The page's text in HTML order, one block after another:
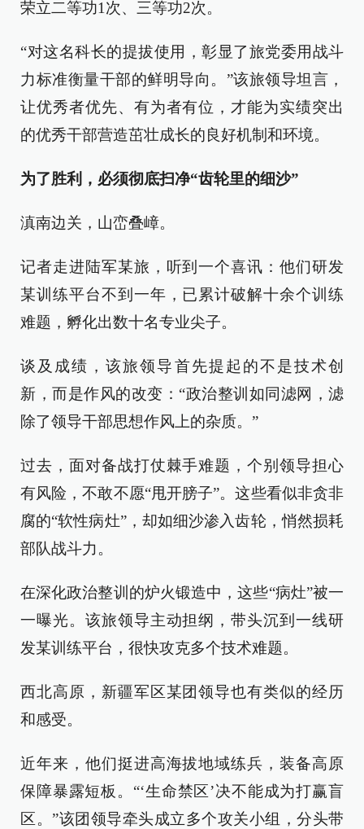
荣立二等功1次、三等功2次。
“对这名科长的提拔使用，彰显了旅党委用战斗
力标准衡量干部的鲜明导向。”该旅领导坦言，
让优秀者优先、有为者有位，才能为实绩突出
的优秀干部营造茁壮成长的良好机制和环境。
为了胜利，必须彻底扫净“齿轮里的细沙”
滇南边关，山峦叠嶂。
记者走进陆军某旅，听到一个喜讯：他们研发
某训练平台不到一年，已累计破解十余个训练
难题，孵化出数十名专业尖子。
谈及成绩，该旅领导首先提起的不是技术创
新，而是作风的改变：“政治整训如同滤网，滤
除了领导干部思想作风上的杂质。”
过去，面对备战打仗棘手难题，个别领导担心
有风险，不敢不愿“甩开膀子”。这些看似非贪非
腐的“软性病灶”，却如细沙渗入齿轮，悄然损耗
部队战斗力。
在深化政治整训的炉火锻造中，这些“病灶”被一
一曝光。该旅领导主动担纲，带头沉到一线研
发某训练平台，很快攻克多个技术难题。
西北高原，新疆军区某团领导也有类似的经历
和感受。
近年来，他们挺进高海拔地域练兵，装备高原
保障暴露短板。“‘生命禁区’决不能成为打赢盲
区。”该团领导牵头成立多个攻关小组，分头带